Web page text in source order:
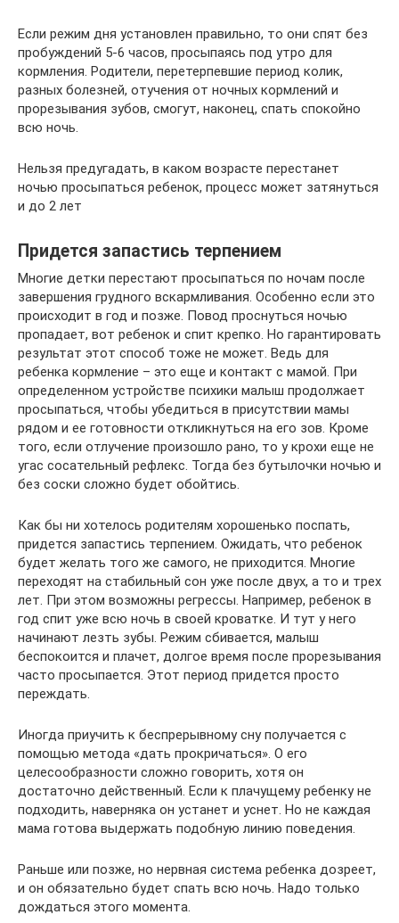
Если режим дня установлен правильно, то они спят без
пробуждений 5-6 часов, просыпаясь под утро для
кормления. Родители, перетерпевшие период колик,
разных болезней, отучения от ночных кормлений и
прорезывания зубов, смогут, наконец, спать спокойно
всю ночь.
Нельзя предугадать, в каком возрасте перестанет
ночью просыпаться ребенок, процесс может затянуться
и до 2 лет
Придется запастись терпением
Многие детки перестают просыпаться по ночам после
завершения грудного вскармливания. Особенно если это
происходит в год и позже. Повод проснуться ночью
пропадает, вот ребенок и спит крепко. Но гарантировать
результат этот способ тоже не может. Ведь для
ребенка кормление – это еще и контакт с мамой. При
определенном устройстве психики малыш продолжает
просыпаться, чтобы убедиться в присутствии мамы
рядом и ее готовности откликнуться на его зов. Кроме
того, если отлучение произошло рано, то у крохи еще не
угас сосательный рефлекс. Тогда без бутылочки ночью и
без соски сложно будет обойтись.
Как бы ни хотелось родителям хорошенько поспать,
придется запастись терпением. Ожидать, что ребенок
будет желать того же самого, не приходится. Многие
переходят на стабильный сон уже после двух, а то и трех
лет. При этом возможны регрессы. Например, ребенок в
год спит уже всю ночь в своей кроватке. И тут у него
начинают лезть зубы. Режим сбивается, малыш
беспокоится и плачет, долгое время после прорезывания
часто просыпается. Этот период придется просто
переждать.
Иногда приучить к беспрерывному сну получается с
помощью метода «дать прокричаться». О его
целесообразности сложно говорить, хотя он
достаточно действенный. Если к плачущему ребенку не
подходить, наверняка он устанет и уснет. Но не каждая
мама готова выдержать подобную линию поведения.
Раньше или позже, но нервная система ребенка дозреет,
и он обязательно будет спать всю ночь. Надо только
дождаться этого момента.